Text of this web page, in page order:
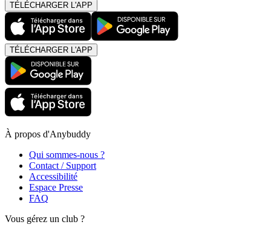
TÉLÉCHARGER L'APP
TÉLÉCHARGER L'APP
À propos d'Anybuddy
Qui sommes-nous ?
Contact / Support
Accessibilité
Espace Presse
FAQ
Vous gérez un club ?